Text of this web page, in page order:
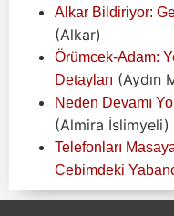
Alkar Bildiriyor:
(Alkar)
Örümcek-Adam:
Detayları (Aydın
Neden Devamı
(Almira İslimyeli)
Telefonları
Cebimdeki